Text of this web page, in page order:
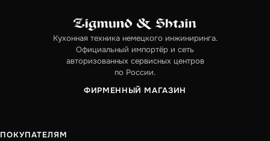
Кухонная техника немецкого инжиниринга.
Официальный импортёр и сеть
авторизованных сервисных центров
по России.
ФИРМЕННЫЙ МАГАЗИН
ПОКУПАТЕЛЯМ